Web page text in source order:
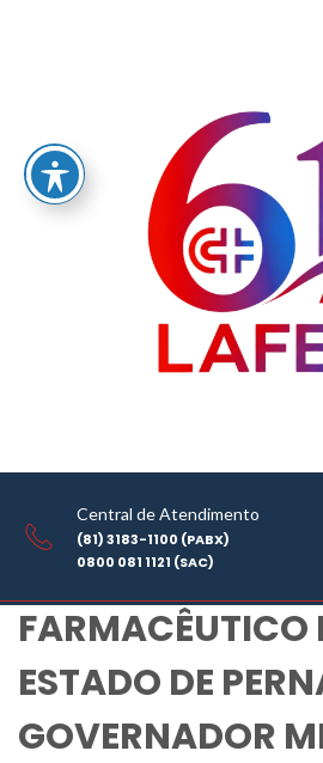
Central de Atendimento
(81) 3183-1100 (PABX)
0800 081 1121 (SAC)
LABORATÓRIO FARMACÊUTICO DO
GOVERNADOR MIGUEL ARRAES - LAFEPE
COMPARTILHE
LABORATÓRIO
FARMACÊUTICO
ESTADO DE
GOVERNADOR